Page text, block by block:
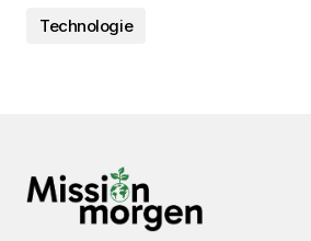
Technologie